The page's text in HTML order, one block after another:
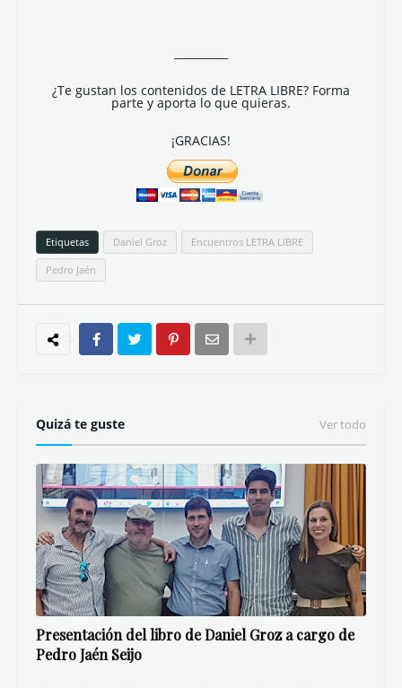
¿Te gustan los contenidos de LETRA LIBRE? Forma
parte y aporta lo que quieras.
¡GRACIAS!
Etiquetas Daniel Groz Encuentros LETRA LIBRE
Pedro Jaén
Quizá te guste Ver todo
Presentación del libro de Daniel Groz a cargo de
Pedro Jaén Seijo